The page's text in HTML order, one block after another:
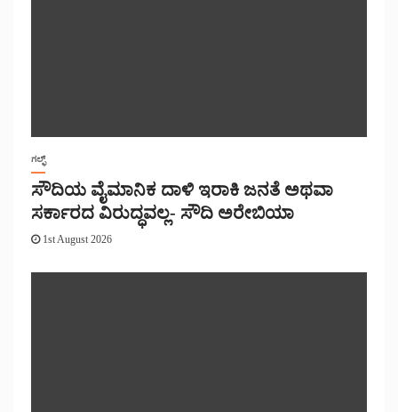
ಗಲ್ಫ್
ಸೌದಿಯ ವೈಮಾನಿಕ ದಾಳಿ ಇರಾಕಿ ಜನತೆ ಅಥವಾ
ಸರ್ಕಾರದ ವಿರುದ್ಧವಲ್ಲ- ಸೌದಿ ಅರೇಬಿಯಾ
1st August 2026